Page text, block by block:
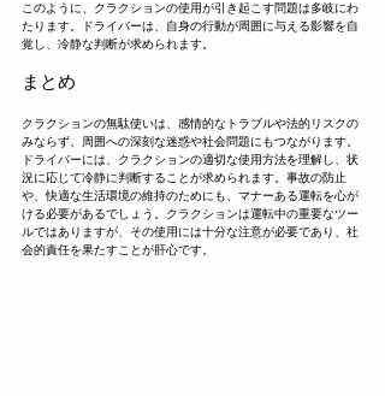
このように、クラクションの使用が引き起こす問題は多岐にわ
たります。ドライバーは、自身の行動が周囲に与える影響を自
覚し、冷静な判断が求められます。
まとめ
クラクションの無駄使いは、感情的なトラブルや法的リスクの
みならず、周囲への深刻な迷惑や社会問題にもつながります。
ドライバーには、クラクションの適切な使用方法を理解し、状
況に応じて冷静に判断することが求められます。事故の防止
や、快適な生活環境の維持のためにも、マナーある運転を心が
ける必要があるでしょう。クラクションは運転中の重要なツー
ルではありますが、その使用には十分な注意が必要であり、社
会的責任を果たすことが肝心です。